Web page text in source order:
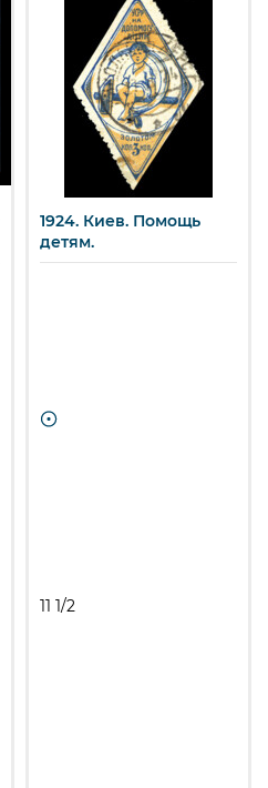
1924. Киев. Помощь
детям.
11 1/2